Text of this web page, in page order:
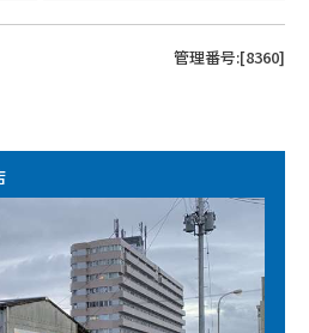
管理番号:[8360]